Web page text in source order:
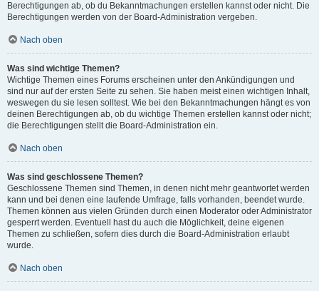
Berechtigungen ab, ob du Bekanntmachungen erstellen kannst oder nicht. Die
Berechtigungen werden von der Board-Administration vergeben.
Nach oben
Was sind wichtige Themen?
Wichtige Themen eines Forums erscheinen unter den Ankündigungen und
sind nur auf der ersten Seite zu sehen. Sie haben meist einen wichtigen Inhalt,
weswegen du sie lesen solltest. Wie bei den Bekanntmachungen hängt es von
deinen Berechtigungen ab, ob du wichtige Themen erstellen kannst oder nicht;
die Berechtigungen stellt die Board-Administration ein.
Nach oben
Was sind geschlossene Themen?
Geschlossene Themen sind Themen, in denen nicht mehr geantwortet werden
kann und bei denen eine laufende Umfrage, falls vorhanden, beendet wurde.
Themen können aus vielen Gründen durch einen Moderator oder Administrator
gesperrt werden. Eventuell hast du auch die Möglichkeit, deine eigenen
Themen zu schließen, sofern dies durch die Board-Administration erlaubt
wurde.
Nach oben